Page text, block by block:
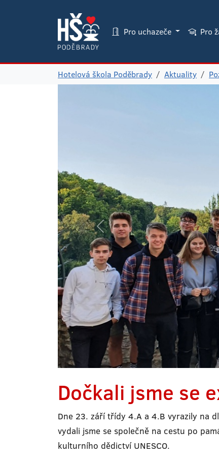
Pro uchazeče Pro
Hotelová škola Poděbrady Aktuality
Dočkali jsme se
Dne 23. září třídy 4.A a 4.B vyrazily na
vydali jsme se společně na cestu po
kulturního dědictví UNESCO.